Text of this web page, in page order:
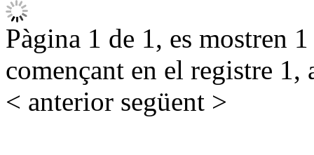
Pàgina 1 de 1, es mostren
començant en el registre 1,
< anterior següent >